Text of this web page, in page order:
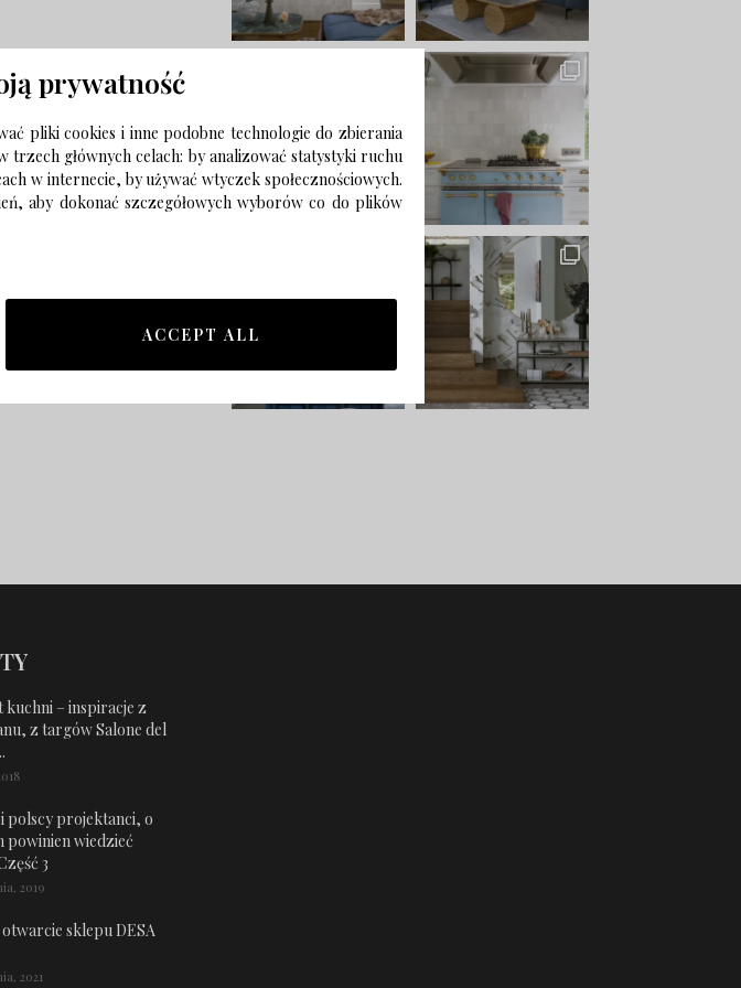
kuchni – inspiracje z
z targów Salone del
polscy projektanci, o
powinien wiedzieć
3
2019
sklepu DESA
2021
prywatność
pliki cookies i inne podobne technologie do zbierania
głównych celach: by analizować statystyki ruchu
w internecie, by używać wtyczek społecznościowych.
aby dokonać szczegółowych wyborów co do plików
ACCEPT ALL